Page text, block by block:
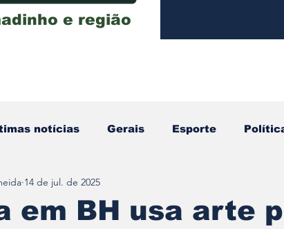
e região
notícias Gerais Esporte
em BH usa arte
14 de jul. de 2025